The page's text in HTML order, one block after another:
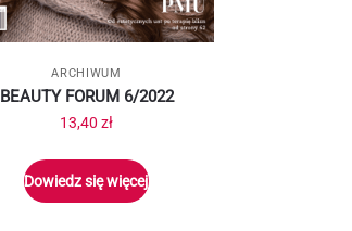
ARCHIWUM
BEAUTY FORUM 6/2022
13,40 zł
Dowiedz się więcej